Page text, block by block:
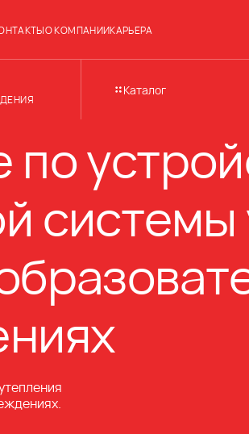
О КОМПАНИИКАРЬЕРА
Каталог
системы